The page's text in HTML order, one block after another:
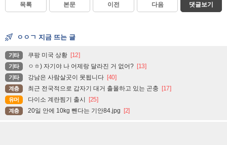
목록 본문 이전 다음 댓글보기
ㅇㅇㄱ 지금 뜨는 글
기타 쿠팡 미국 상황 [12]
기타 ㅇㅎ) 자기야 나 어제랑 달라진 거 없어? [13]
기타 강남은 사람살곳이 못됩니다 [40]
계층 최근 전국적으로 갑자기 대거 출몰하고 있는 곤충 [17]
유머 다이소 계란찜기 출시 [25]
계층 20일 안에 10kg 뺀다는 기안84.jpg [2]